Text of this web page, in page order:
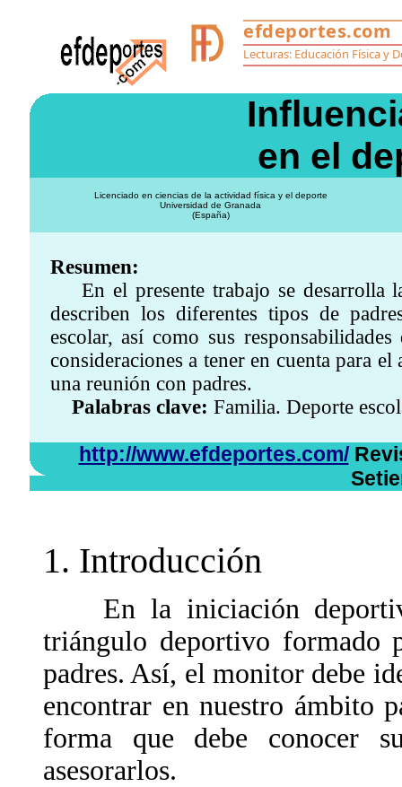
en el
Licenciado en ciencias de la actividad física y el deporte
Universidad de Granada
(España)
Resumen:
En el presente trabajo se desarrolla
describen los diferentes tipos de
escolar, así como sus
consideraciones a tener en cuenta para
una reunión con padres.
Palabras clave: Familia. Deporte
http://www.efdeportes.com/
1. Introducción
En la iniciación
triángulo deportivo formado
padres. Así, el monitor debe
encontrar en nuestro ámbito
forma que debe conocer
asesorarlos.